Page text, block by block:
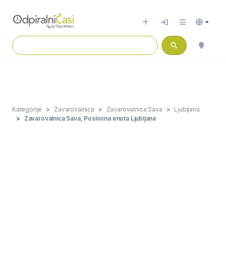
Kategorije Zavarovalnica Zavarovalnica Sava
Ljubljana
Zavarovalnica Sava, Poslovna enota Ljubljana